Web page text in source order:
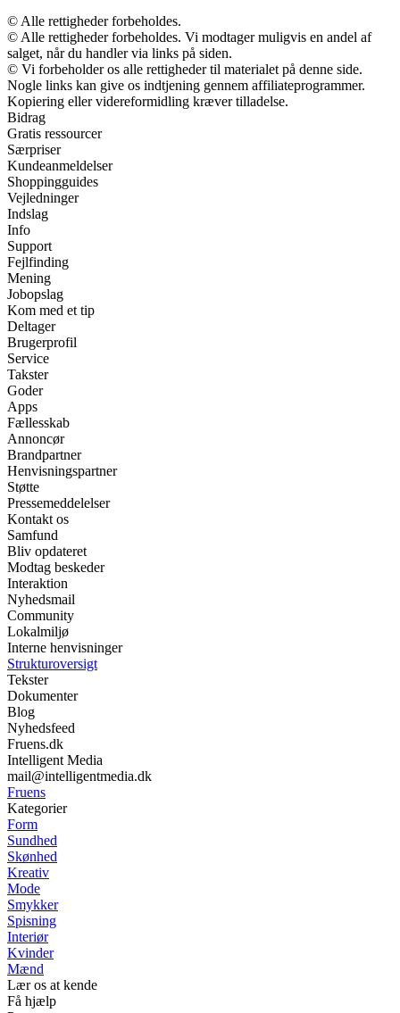
© Alle rettigheder forbeholdes.
© Alle rettigheder forbeholdes. Vi modtager muligvis en andel af
salget, når du handler via links på siden.
© Vi forbeholder os alle rettigheder til materialet på denne side.
Nogle links kan give os indtjening gennem affiliateprogrammer.
Kopiering eller videreformidling kræver tilladelse.
Bidrag
Gratis ressourcer
Særpriser
Kundeanmeldelser
Shoppingguides
Vejledninger
Indslag
Info
Support
Fejlfinding
Mening
Jobopslag
Kom med et tip
Deltager
Brugerprofil
Service
Takster
Goder
Apps
Fællesskab
Annoncør
Brandpartner
Henvisningspartner
Støtte
Pressemeddelelser
Kontakt os
Samfund
Bliv opdateret
Modtag beskeder
Interaktion
Nyhedsmail
Community
Lokalmiljø
Interne henvisninger
Strukturoversigt
Tekster
Dokumenter
Blog
Nyhedsfeed
Fruens.dk
Intelligent Media
mail@intelligentmedia.dk
Fruens
Kategorier
Form
Sundhed
Skønhed
Kreativ
Mode
Smykker
Spisning
Interiør
Kvinder
Mænd
Lær os at kende
Få hjælp